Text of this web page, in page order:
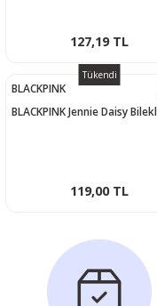
127,19 TL
Tükendi
BLACKPINK
BLACKPINK Jennie Daisy
119,00 TL